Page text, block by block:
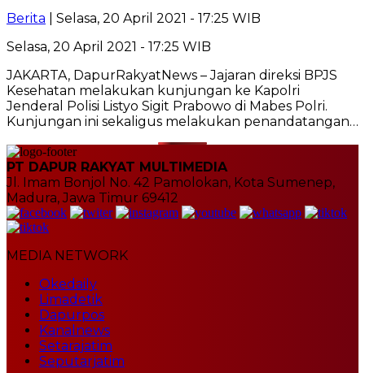
Berita | Selasa, 20 April 2021 - 17:25 WIB
Selasa, 20 April 2021 - 17:25 WIB
JAKARTA, DapurRakyatNews – Jajaran direksi BPJS
Kesehatan melakukan kunjungan ke Kapolri
Jenderal Polisi Listyo Sigit Prabowo di Mabes Polri.
Kunjungan ini sekaligus melakukan penandatangan…
PT DAPUR RAKYAT MULTIMEDIA
Jl. Imam Bonjol No. 42 Pamolokan, Kota Sumenep,
Madura, Jawa Timur 69412
MEDIA NETWORK
Okedaily
Limadetik
Dapurpos
Kanalnews
Setarajatim
Seputarjatim